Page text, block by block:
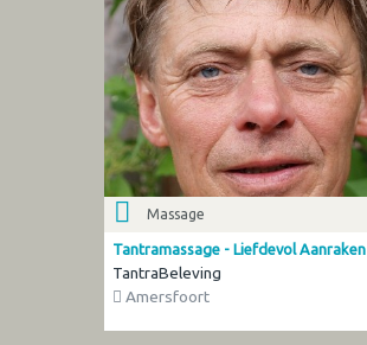
Massage
Tantramassage - Liefdevol Aanraken
TantraBeleving
Amersfoort